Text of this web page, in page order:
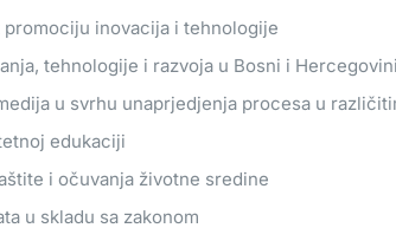
inovacija i tehnologije
tehnologije i razvoja u Bosni i Hercegovini
u svrhu unaprjedjenja procesa u
edukaciji
i očuvanja životne sredine
u skladu sa zakonom